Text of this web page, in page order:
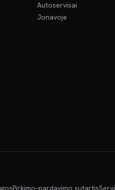
Autoservisai
Jonavoje
Pirkimo–pardavimo sutartis